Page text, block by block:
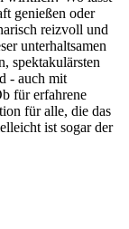
genießen oder
reizvoll und
unterhaltsamen
spektakulärsten
- auch mit
für erfahrene
für alle, die das
ist sogar der